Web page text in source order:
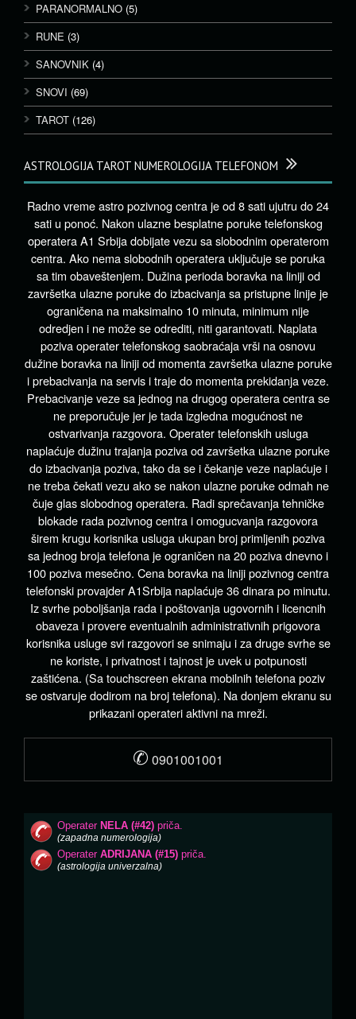
PARANORMALNO (5)
RUNE (3)
SANOVNIK (4)
SNOVI (69)
TAROT (126)
ASTROLOGIJA TAROT NUMEROLOGIJA TELEFONOM
Radno vreme astro pozivnog centra je od 8 sati ujutru do 24
sati u ponoć. Nakon ulazne besplatne poruke telefonskog
operatera A1 Srbija dobijate vezu sa slobodnim operaterom
centra. Ako nema slobodnih operatera uključuje se poruka
sa tim obaveštenjem. Dužina perioda boravka na liniji od
završetka ulazne poruke do izbacivanja sa pristupne linije je
ograničena na maksimalno 10 minuta, minimum nije
odredjen i ne može se odrediti, niti garantovati. Naplata
poziva operater telefonskog saobraćaja vrši na osnovu
dužine boravka na liniji od momenta završetka ulazne poruke
i prebacivanja na servis i traje do momenta prekidanja veze.
Prebacivanje veze sa jednog na drugog operatera centra se
ne preporučuje jer je tada izgledna mogućnost ne
ostvarivanja razgovora. Operater telefonskih usluga
naplaćuje dužinu trajanja poziva od završetka ulazne poruke
do izbacivanja poziva, tako da se i čekanje veze naplaćuje i
ne treba čekati vezu ako se nakon ulazne poruke odmah ne
čuje glas slobodnog operatera. Radi sprečavanja tehničke
blokade rada pozivnog centra i omogucvanja razgovora
širem krugu korisnika usluga ukupan broj primljenih poziva
sa jednog broja telefona je ograničen na 20 poziva dnevno i
100 poziva mesečno. Cena boravka na liniji pozivnog centra
telefonski provajder A1Srbija naplaćuje 36 dinara po minutu.
Iz svrhe poboljšanja rada i poštovanja ugovornih i licencnih
obaveza i provere eventualnih administrativnih prigovora
korisnika usluge svi razgovori se snimaju i za druge svrhe se
ne koriste, i privatnost i tajnost je uvek u potpunosti
zaštićena. (Sa touchscreen ekrana mobilnih telefona poziv
se ostvaruje dodirom na broj telefona). Na donjem ekranu su
prikazani operateri aktivni na mreži.
✆ 0901001001